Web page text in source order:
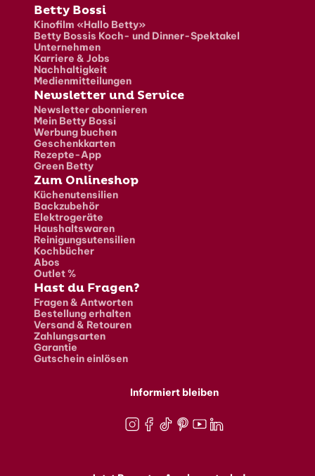
Fusszeile
Betty Bossi
Kinofilm «Hallo Betty»
Betty Bossis Koch- und Dinner-Spektakel
Unternehmen
Karriere & Jobs
Nachhaltigkeit
Medienmitteilungen
Newsletter und Service
Newsletter abonnieren
Mein Betty Bossi
Werbung buchen
Geschenkkarten
Rezepte-App
Green Betty
Zum Onlineshop
Küchenutensilien
Backzubehör
Elektrogeräte
Haushaltswaren
Reinigungsutensilien
Kochbücher
Abos
Outlet %
Hast du Fragen?
Fragen & Antworten
Bestellung erhalten
Versand & Retouren
Zahlungsarten
Garantie
Gutschein einlösen
Informiert bleiben